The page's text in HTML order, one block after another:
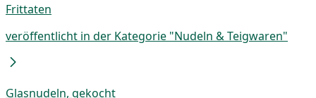
Frittaten
veröffentlicht in der Kategorie "Nudeln & Teigwaren"
Glasnudeln, gekocht